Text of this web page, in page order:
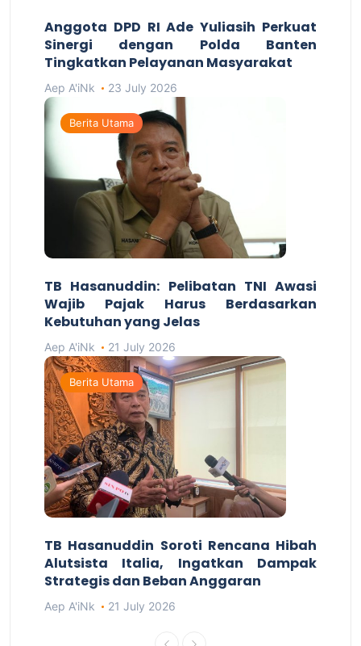
Anggota DPD RI Ade Yuliasih Perkuat
Sinergi dengan Polda Banten
Tingkatkan Pelayanan Masyarakat
Aep A'iNk 23 July 2026
Berita Utama
TB Hasanuddin: Pelibatan TNI Awasi
Wajib Pajak Harus Berdasarkan
Kebutuhan yang Jelas
Aep A'iNk 21 July 2026
Berita Utama
TB Hasanuddin Soroti Rencana Hibah
Alutsista Italia, Ingatkan Dampak
Strategis dan Beban Anggaran
Aep A'iNk 21 July 2026